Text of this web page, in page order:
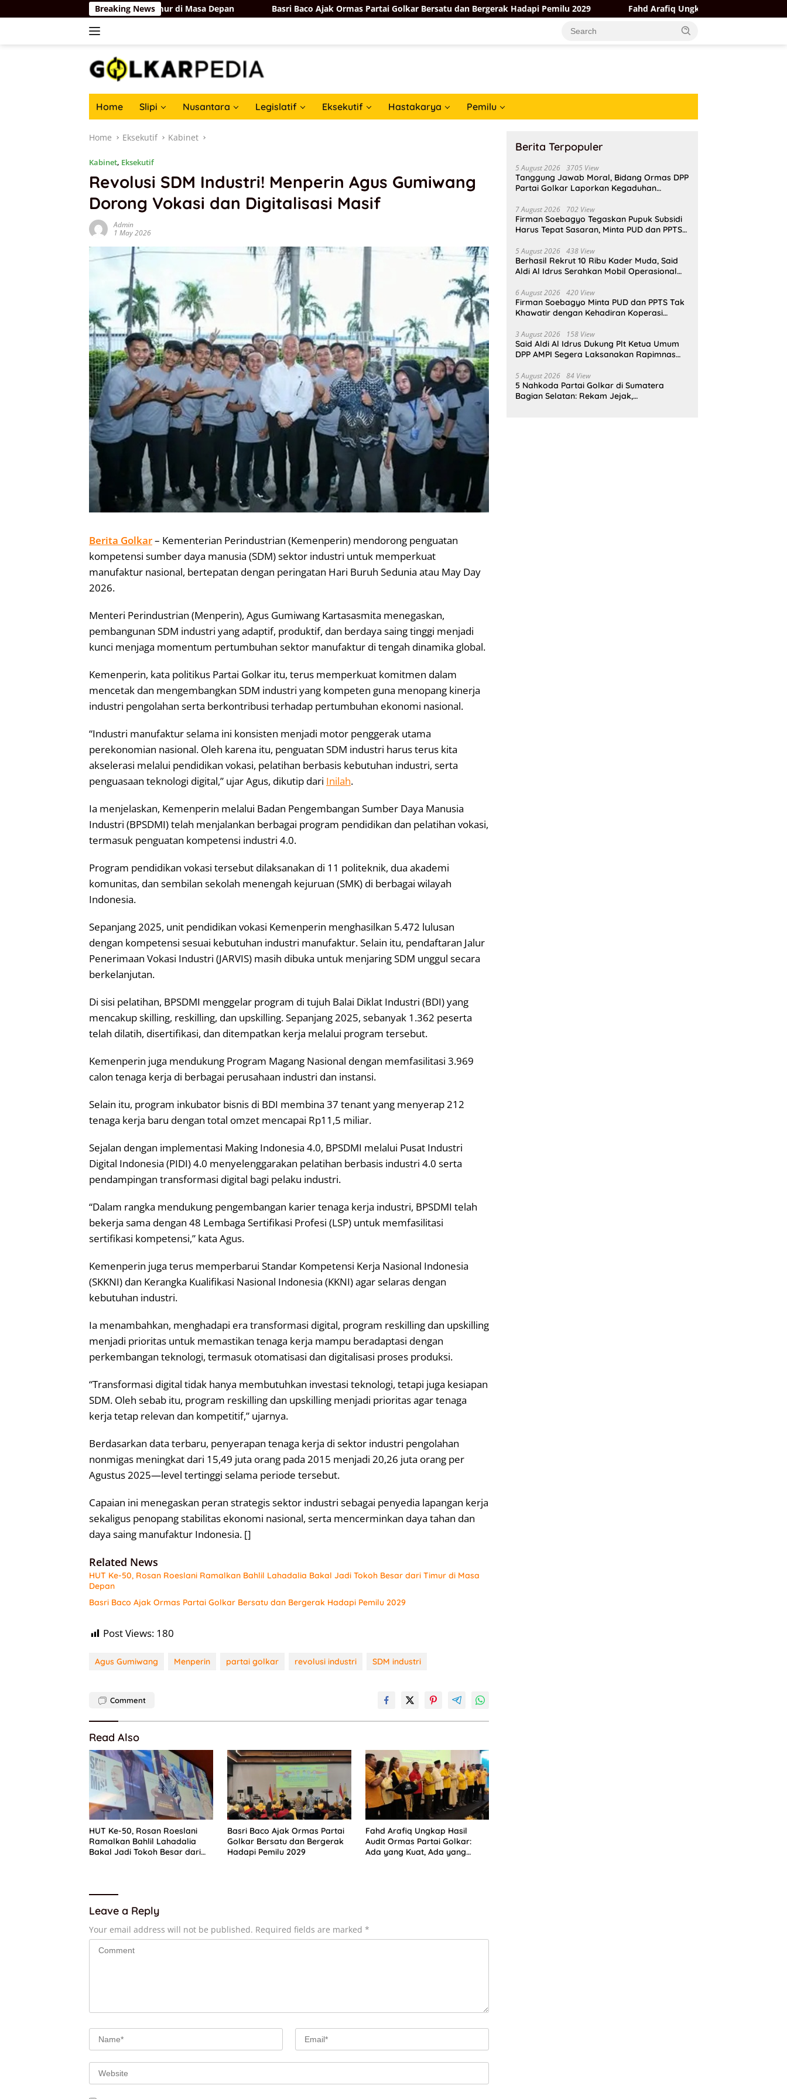
to
Breaking News
Tokoh Besar dari Timur di Masa Depan Basri Baco Ajak Ormas Partai Golkar Bersatu dan Bergerak Hadapi Pemilu 2029 Fahd Arafiq Ungkap Hasil Audit Ormas Partai Golkar:
Home Slipi Nusantara Legislatif Eksekutif Hastakarya Pemilu
Home Eksekutif Kabinet
Kabinet, Eksekutif
Revolusi SDM Industri! Menperin Agus Gumiwang
Dorong Vokasi dan Digitalisasi Masif
Admin
1 May 2026
Berita Golkar– Kementerian Perindustrian (Kemenperin) mendorong penguatan
kompetensi sumber daya manusia (SDM) sektor industri untuk memperkuat
manufaktur nasional, bertepatan dengan peringatan Hari Buruh Sedunia atau May Day
2026.
Menteri Perindustrian (Menperin), Agus Gumiwang Kartasasmita menegaskan,
pembangunan SDM industri yang adaptif, produktif, dan berdaya saing tinggi menjadi
kunci menjaga momentum pertumbuhan sektor manufaktur di tengah dinamika global.
Kemenperin, kata politikus Partai Golkar itu, terus memperkuat komitmen dalam
mencetak dan mengembangkan SDM industri yang kompeten guna menopang kinerja
industri pengolahan serta berkontribusi terhadap pertumbuhan ekonomi nasional.
“Industri manufaktur selama ini konsisten menjadi motor penggerak utama
perekonomian nasional. Oleh karena itu, penguatan SDM industri harus terus kita
akselerasi melalui pendidikan vokasi, pelatihan berbasis kebutuhan industri, serta
penguasaan teknologi digital,” ujar Agus, dikutip dari Inilah.
Ia menjelaskan, Kemenperin melalui Badan Pengembangan Sumber Daya Manusia
Industri (BPSDMI) telah menjalankan berbagai program pendidikan dan pelatihan vokasi,
termasuk penguatan kompetensi industri 4.0.
Program pendidikan vokasi tersebut dilaksanakan di 11 politeknik, dua akademi
komunitas, dan sembilan sekolah menengah kejuruan (SMK) di berbagai wilayah
Indonesia.
Sepanjang 2025, unit pendidikan vokasi Kemenperin menghasilkan 5.472 lulusan
dengan kompetensi sesuai kebutuhan industri manufaktur. Selain itu, pendaftaran Jalur
Penerimaan Vokasi Industri (JARVIS) masih dibuka untuk menjaring SDM unggul secara
berkelanjutan.
Di sisi pelatihan, BPSDMI menggelar program di tujuh Balai Diklat Industri (BDI) yang
mencakup skilling, reskilling, dan upskilling. Sepanjang 2025, sebanyak 1.362 peserta
telah dilatih, disertifikasi, dan ditempatkan kerja melalui program tersebut.
Kemenperin juga mendukung Program Magang Nasional dengan memfasilitasi 3.969
calon tenaga kerja di berbagai perusahaan industri dan instansi.
Selain itu, program inkubator bisnis di BDI membina 37 tenant yang menyerap 212
tenaga kerja baru dengan total omzet mencapai Rp11,5 miliar.
Sejalan dengan implementasi Making Indonesia 4.0, BPSDMI melalui Pusat Industri
Digital Indonesia (PIDI) 4.0 menyelenggarakan pelatihan berbasis industri 4.0 serta
pendampingan transformasi digital bagi pelaku industri.
“Dalam rangka mendukung pengembangan karier tenaga kerja industri, BPSDMI telah
bekerja sama dengan 48 Lembaga Sertifikasi Profesi (LSP) untuk memfasilitasi
sertifikasi kompetensi,” kata Agus.
Kemenperin juga terus memperbarui Standar Kompetensi Kerja Nasional Indonesia
(SKKNI) dan Kerangka Kualifikasi Nasional Indonesia (KKNI) agar selaras dengan
kebutuhan industri.
Ia menambahkan, menghadapi era transformasi digital, program reskilling dan upskilling
menjadi prioritas untuk memastikan tenaga kerja mampu beradaptasi dengan
perkembangan teknologi, termasuk otomatisasi dan digitalisasi proses produksi.
“Transformasi digital tidak hanya membutuhkan investasi teknologi, tetapi juga kesiapan
SDM. Oleh sebab itu, program reskilling dan upskilling menjadi prioritas agar tenaga
kerja tetap relevan dan kompetitif,” ujarnya.
Berdasarkan data terbaru, penyerapan tenaga kerja di sektor industri pengolahan
nonmigas meningkat dari 15,49 juta orang pada 2015 menjadi 20,26 juta orang per
Agustus 2025—level tertinggi selama periode tersebut.
Capaian ini menegaskan peran strategis sektor industri sebagai penyedia lapangan kerja
sekaligus penopang stabilitas ekonomi nasional, serta mencerminkan daya tahan dan
daya saing manufaktur Indonesia. []
Related News
HUT Ke-50, Rosan Roeslani Ramalkan Bahlil Lahadalia Bakal Jadi Tokoh Besar dari Timur di Masa
Depan
Basri Baco Ajak Ormas Partai Golkar Bersatu dan Bergerak Hadapi Pemilu 2029
Post Views: 180
Agus Gumiwang Menperin partai golkar revolusi industri SDM industri
Comment
Read Also
HUT Ke-50, Rosan Roeslani
Ramalkan Bahlil Lahadalia
Bakal Jadi Tokoh Besar dari
Basri Baco Ajak Ormas Partai
Golkar Bersatu dan Bergerak
Hadapi Pemilu 2029
Fahd Arafiq Ungkap Hasil
Audit Ormas Partai Golkar:
Ada yang Kuat, Ada yang
Leave a Reply
Your email address will not be published. Required fields are marked *
Berita Terpopuler
5 August 2026 3705 View
Tanggung Jawab Moral, Bidang Ormas DPP
Partai Golkar Laporkan Kegaduhan
7 August 2026 702 View
Firman Soebagyo Tegaskan Pupuk Subsidi
Harus Tepat Sasaran, Minta PUD dan PPTS
5 August 2026 438 View
Berhasil Rekrut 10 Ribu Kader Muda, Said
Aldi Al Idrus Serahkan Mobil Operasional
6 August 2026 420 View
Firman Soebagyo Minta PUD dan PPTS Tak
Khawatir dengan Kehadiran Koperasi
3 August 2026 158 View
Said Aldi Al Idrus Dukung Plt Ketua Umum
DPP AMPI Segera Laksanakan Rapimnas
5 August 2026 84 View
5 Nahkoda Partai Golkar di Sumatera
Bagian Selatan: Rekam Jejak,